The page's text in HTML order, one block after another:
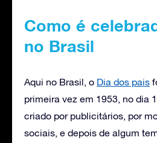
Como é
no Brasil
Aqui no Brasil, o Dia dos pais
primeira vez em 1953, no dia
criado por publicitários, por
sociais, e depois de algum